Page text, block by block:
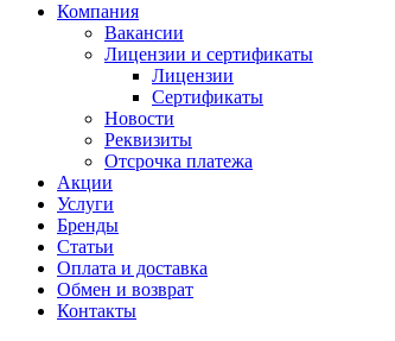
Компания
Вакансии
Лицензии и сертификаты
Лицензии
Сертификаты
Новости
Реквизиты
Отсрочка платежа
Акции
Услуги
Бренды
Статьи
Оплата и доставка
Обмен и возврат
Контакты